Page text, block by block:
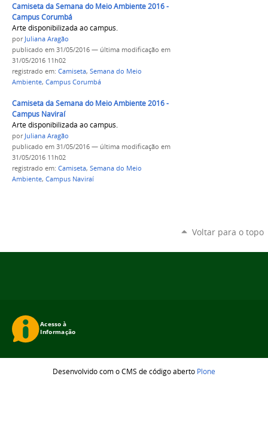
Camiseta da Semana do Meio Ambiente 2016 -
Campus Corumbá
Arte disponibilizada ao campus.
por Juliana Aragão
publicado em 31/05/2016 — última modificação em
31/05/2016 11h02
registrado em: Camiseta, Semana do Meio
Ambiente, Campus Corumbá
Camiseta da Semana do Meio Ambiente 2016 -
Campus Naviraí
Arte disponibilizada ao campus.
por Juliana Aragão
publicado em 31/05/2016 — última modificação em
31/05/2016 11h02
registrado em: Camiseta, Semana do Meio
Ambiente, Campus Naviraí
Voltar para o topo
Desenvolvido com o CMS de código aberto Plone